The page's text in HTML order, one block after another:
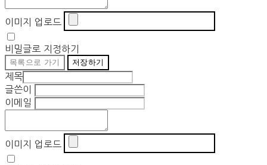
이미지 업로드
비밀글로 지정하기
목록으로 가기 저장하기
제목
글쓴이
이메일
이미지 업로드